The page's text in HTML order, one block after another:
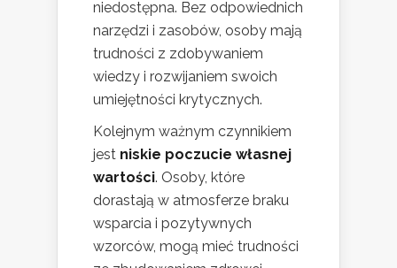
niedostępna. Bez odpowiednich
narzędzi i zasobów, osoby mają
trudności z zdobywaniem
wiedzy i rozwijaniem swoich
umiejętności krytycznych.
Kolejnym ważnym czynnikiem
jest niskie poczucie własnej
wartości. Osoby, które
dorastają w atmosferze braku
wsparcia i pozytywnych
wzorców, mogą mieć trudności